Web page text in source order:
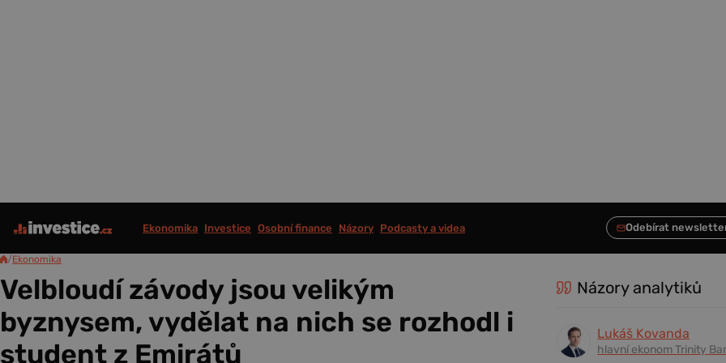
Ekonomika Investice Osobní finance Názory Podcasty a videa
/Ekonomika
Velbloudí závody jsou velikým
byznysem, vydělat na nich se rozhodl i
student z Emirátů
Názory analytiků
Lukáš Kovanda
hlavní ekonom Trinity